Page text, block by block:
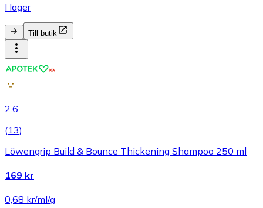
I lager
Till butik
2.6
(13)
Löwengrip Build & Bounce Thickening Shampoo 250 ml
169 kr
0,68 kr/ml/g